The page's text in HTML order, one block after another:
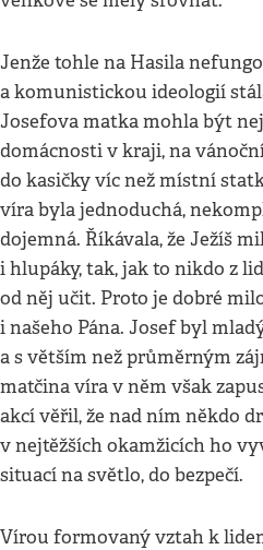
Jenže tohle na Hasila
a komunistickou ideologií
Josefova matka mohla být
domácnosti v kraji, na
do kasičky víc než místní
víra byla jednoduchá,
dojemná. Říkávala, že Ježíš
i hlupáky, tak, jak to nikdo z
od něj učit. Proto je dobré
i našeho Pána. Josef byl
a s větším než průměrným
matčina víra v něm však
akcí věřil, že nad ním někdo
v nejtěžších okamžicích ho
situací na světlo, do bezpečí.
Vírou formovaný vztah k